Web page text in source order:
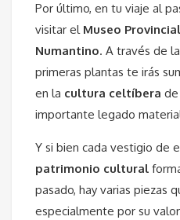
Por último, en tu viaje al
visitar el Museo
Numantino. A través de
primeras plantas te irás
en la cultura celtíbera
importante legado
Y si bien cada vestigio de
patrimonio cultural
pasado, hay varias piezas
especialmente por su